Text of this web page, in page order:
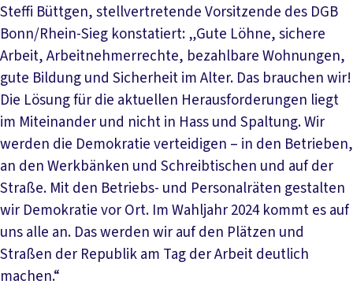
Steffi Büttgen, stellvertretende Vorsitzende des DGB
Bonn/Rhein-Sieg konstatiert: „Gute Löhne, sichere
Arbeit, Arbeitnehmerrechte, bezahlbare Wohnungen,
gute Bildung und Sicherheit im Alter. Das brauchen wir!
Die Lösung für die aktuellen Herausforderungen liegt
im Miteinander und nicht in Hass und Spaltung. Wir
werden die Demokratie verteidigen – in den Betrieben,
an den Werkbänken und Schreibtischen und auf der
Straße. Mit den Betriebs- und Personalräten gestalten
wir Demokratie vor Ort. Im Wahljahr 2024 kommt es auf
uns alle an. Das werden wir auf den Plätzen und
Straßen der Republik am Tag der Arbeit deutlich
machen.“